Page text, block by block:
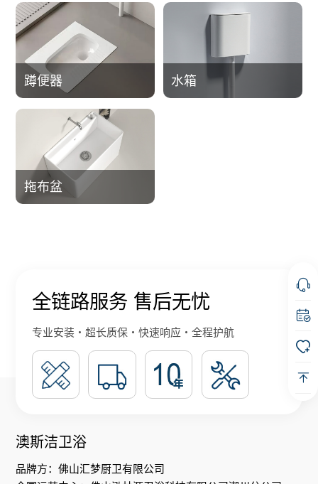
蹲便器 水箱
拖布盆
全链路服务 售后无忧
专业安装・超长质保・快速响应・全程护航
澳斯洁卫浴
品牌方：佛山汇梦厨卫有限公司